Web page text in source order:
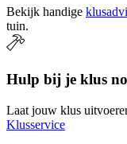
Bekijk handige
tuin.
Hulp bij je klus
Laat jouw klus
Klusservice